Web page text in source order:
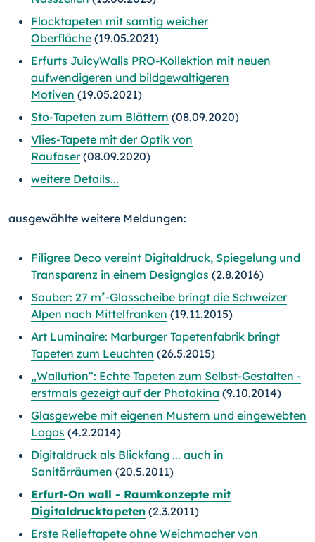
Flocktapeten mit samtig weicher
Oberfläche (19.05.2021)
Erfurts JuicyWalls PRO-Kollektion mit neuen
aufwendigeren und bildgewaltigeren
Motiven (19.05.2021)
Sto-Tapeten zum Blättern (08.09.2020)
Vlies-Tapete mit der Optik von
Raufaser(08.09.2020)
weitere Details...
ausgewählte weitere Meldungen:
Filigree Deco vereint Digitaldruck, Spiegelung und
Transparenz in einem Designglas (2.8.2016)
Sauber: 27 m²-Glasscheibe bringt die Schweizer
Alpen nach Mittelfranken (19.11.2015)
Art Luminaire: Marburger Tapetenfabrik bringt
Tapeten zum Leuchten (26.5.2015)
„Wallution“: Echte Tapeten zum Selbst-Gestalten -
erstmals gezeigt auf der Photokina (9.10.2014)
Glasgewebe mit eigenen Mustern und eingewebten
Logos (4.2.2014)
Digitaldruck als Blickfang ... auch in
Sanitärräumen (20.5.2011)
Erfurt-On wall - Raumkonzepte mit
Digitaldrucktapeten (2.3.2011)
Erste Relieftapete ohne Weichmacher von